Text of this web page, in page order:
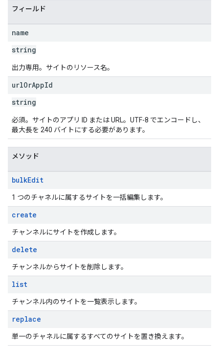
フィールド
name
string
出力専用。サイトのリソース名。
urlOrAppId
string
必須。サイトのアプリ ID または URL。UTF-8 でエンコードし、
最大長を 240 バイトにする必要があります。
メソッド
bulkEdit
1 つのチャネルに属するサイトを一括編集します。
create
チャンネルにサイトを作成します。
delete
チャンネルからサイトを削除します。
list
チャンネル内のサイトを一覧表示します。
replace
単一のチャネルに属するすべてのサイトを置き換えます。